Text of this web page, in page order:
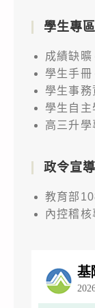
學生專區
成績缺曠
學生手冊
學生事務
學生自主
高三升學
政令宣
教育部
內控稽核